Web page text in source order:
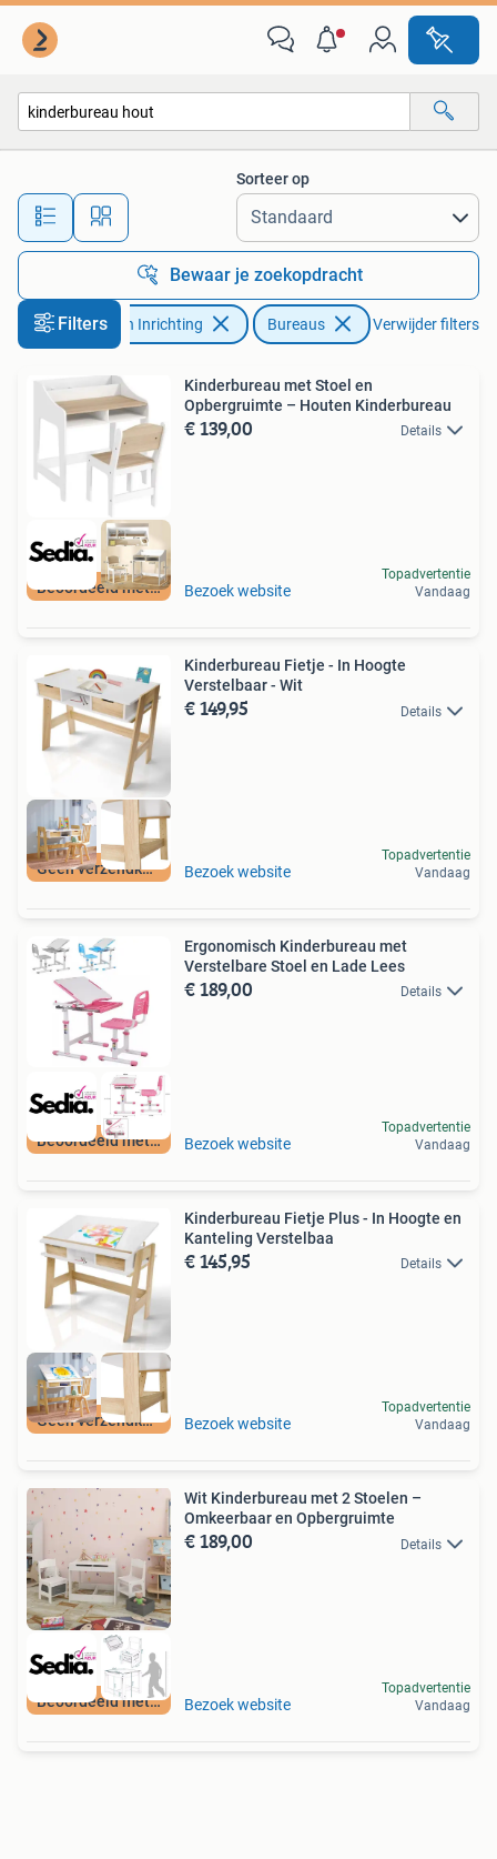
Alle afstanden…
Sorteer op
Bewaar je zoekopdracht
FiltersHuis en Inrichting Bureaus Verwijder filters
Beoordeeld met 9+
Kinderbureau met Stoel en
Opbergruimte – Houten Kinderbureau
€ 139,00 Details
Bezoek website
Topadvertentie
Vandaag
Geen verzendkosten
Kinderbureau Fietje - In Hoogte
Verstelbaar - Wit
€ 149,95 Details
Bezoek website
Topadvertentie
Vandaag
Beoordeeld met 9+
Ergonomisch Kinderbureau met
Verstelbare Stoel en Lade Lees
€ 189,00 Details
Bezoek website
Topadvertentie
Vandaag
Geen verzendkosten
Kinderbureau Fietje Plus - In Hoogte en
Kanteling Verstelbaa
€ 145,95 Details
Bezoek website
Topadvertentie
Vandaag
Beoordeeld met 9+
Wit Kinderbureau met 2 Stoelen –
Omkeerbaar en Opbergruimte
€ 189,00 Details
Bezoek website
Topadvertentie
Vandaag